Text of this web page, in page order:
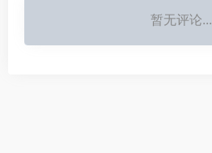
暂无评论...